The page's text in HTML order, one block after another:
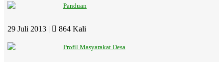
Panduan
29 Juli 2013 | 864 Kali
Profil Masyarakat Desa